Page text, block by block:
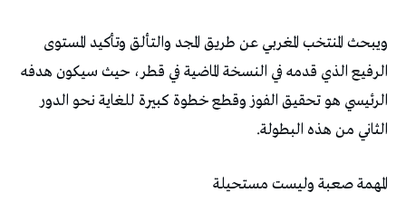
ويبحث المنتخب المغربي عن طريق المجد والتألق وتأكيد المستوى
الرفيع الذي قدمه في النسخة الماضية في قطر، حيث سيكون هدفه
الرئيسي هو تحقيق الفوز وقطع خطوة كبيرة للغاية نحو الدور
الثاني من هذه البطولة.
المهمة صعبة وليست مستحيلة